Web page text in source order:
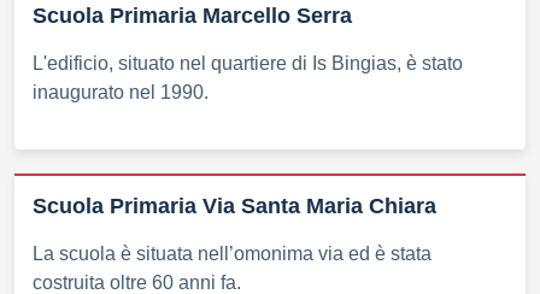
Scuola Primaria Marcello Serra
L'edificio, situato nel quartiere di Is Bingias, è stato
inaugurato nel 1990.
Scuola Primaria Via Santa Maria Chiara
La scuola è situata nell’omonima via ed è stata
costruita oltre 60 anni fa.